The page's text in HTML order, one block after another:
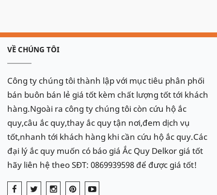
Xe Bentley và các dòng xe Châu Âu, ắc quy trang bị
theo xe là bình Varta AGM, cọc chìm.
VỀ CHÚNG TÔI
Công ty chúng tôi thành lập với mục tiêu phân phối
bán buôn bán lẻ giá tốt kèm chất lượng tốt tới khách
hàng.Ngoài ra công ty chúng tôi còn cứu hộ ắc
quy,câu ắc quy,thay ắc quy tận nơi,đem dịch vụ
tốt,nhanh tới khách hàng khi cần cứu hộ ắc quy.Các
đại lý ắc quy muốn có báo giá Ắc Quy Delkor giá tốt
hãy liên hệ theo SĐT: 0869939598 để được giá tốt!